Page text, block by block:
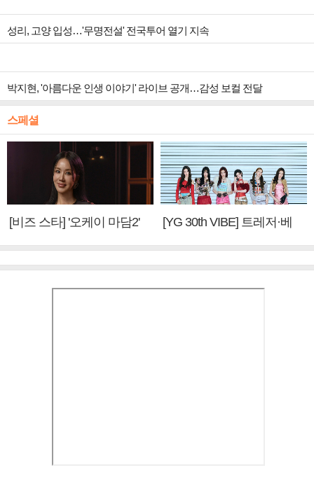
성리, 고양 입성…'무명전설' 전국투어 열기 지속
박지현, '아름다운 인생 이야기' 라이브 공개…감성 보컬 전달
스페셜
[비즈 스타] '오케이 마담2'
[YG 30th VIBE] 트레저·베